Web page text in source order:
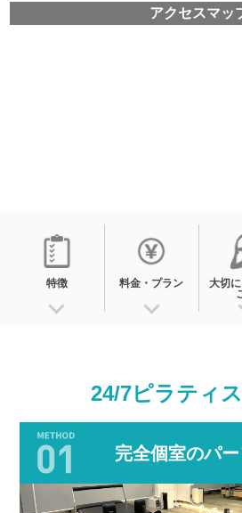
アクセスマッ
特徴 料金・プラン
大切
24/7ピラティ
完全個室のパ